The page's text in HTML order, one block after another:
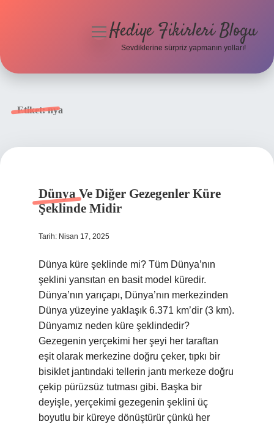
menüyüHediye Fikirleri Blogu
Sevdiklerine sürpriz yapmanın yolları!
Etiket:nya
Dünya Ve Diğer Gezegenler Küre
Şeklinde Midir
Tarih: Nisan 17, 2025
Dünya küre şeklinde mi? Tüm Dünya’nın
şeklini yansıtan en basit model küredir.
Dünya’nın yarıçapı, Dünya’nın merkezinden
Dünya yüzeyine yaklaşık 6.371 km’dir (3 km).
Dünyamız neden küre şeklindedir?
Gezegenin yerçekimi her şeyi her taraftan
eşit olarak merkezine doğru çeker, tıpkı bir
bisiklet jantındaki tellerin jantı merkeze doğru
çekip pürüzsüz tutması gibi. Başka bir
deyişle, yerçekimi gezegenin şeklini üç
boyutlu bir küreye dönüştürür çünkü her